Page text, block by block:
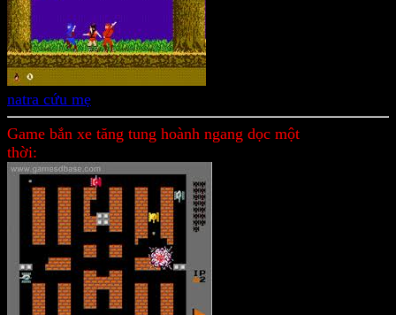
natra cứu mẹ
Game bắn xe tăng tung hoành ngang dọc một
thời: